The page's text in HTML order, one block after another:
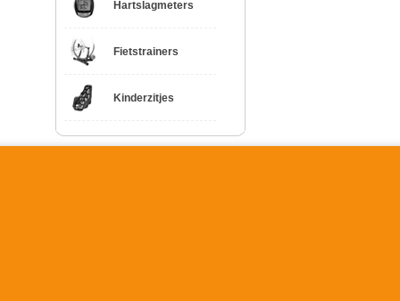
Hartslagmeters
Fietstrainers
Kinderzitjes